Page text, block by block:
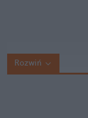
Rozwiń